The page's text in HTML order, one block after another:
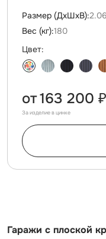
Размер (ДxШxВ):
Вес (кг):180
Цвет:
от163 200 ₽
За изделие в цинке
Гаражи с плоской